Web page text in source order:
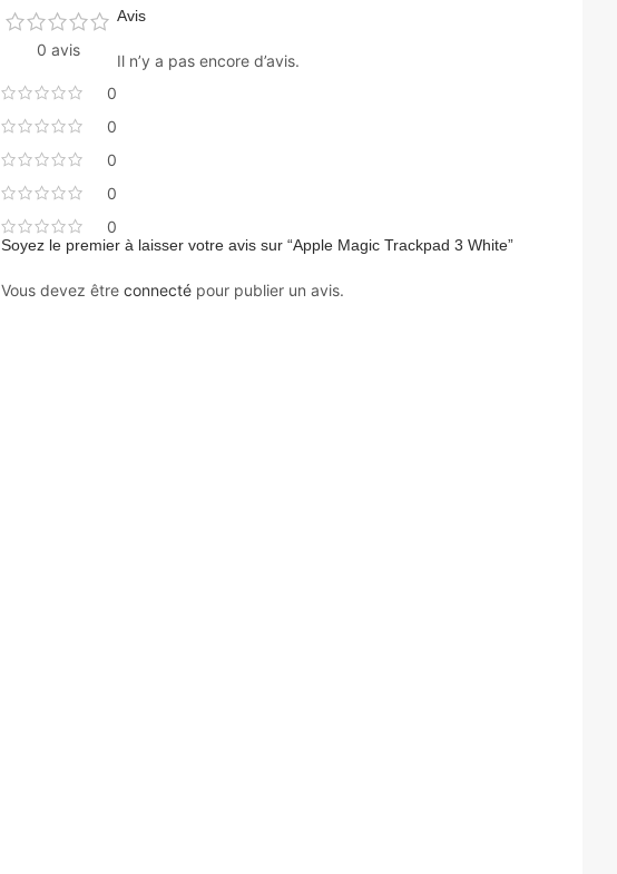
0 avis
0
0
0
0
0
Avis
Il n’y a pas encore d’avis.
Soyez le premier à laisser votre avis sur “Apple Magic Trackpad 3 White”
Vous devez être connectépour publier un avis.